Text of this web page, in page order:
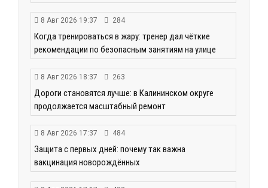
8 Авг 2026 19:37 284
Когда тренироваться в жару: тренер дал чёткие
рекомендации по безопасным занятиям на улице
8 Авг 2026 18:37 263
Дороги становятся лучше: в Калининском округе
продолжается масштабный ремонт
8 Авг 2026 17:37 484
Защита с первых дней: почему так важна
вакцинация новорождённых